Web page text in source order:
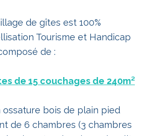
de gîtes est 100%
Tourisme et Handicap
de :
de 15 couchages de 240m²
ossature bois de plain pied
de 6 chambres (3 chambres